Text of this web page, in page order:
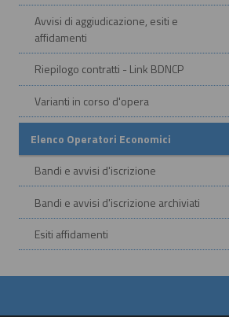
Avvisi di aggiudicazione, esiti e
affidamenti
Riepilogo contratti - Link BDNCP
Varianti in corso d'opera
Elenco Operatori Economici
Bandi e avvisi d'iscrizione
Bandi e avvisi d'iscrizione archiviati
Esiti affidamenti